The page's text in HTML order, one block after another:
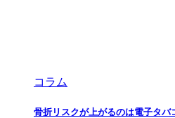
コラム
骨折リスクが上がるのは電子タバ